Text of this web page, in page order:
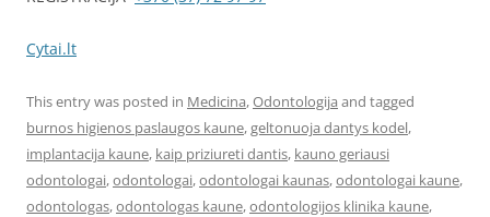
Cytai.lt
This entry was posted in Medicina,Odontologija and tagged
burnos higienos paslaugos kaune,geltonuoja dantys kodel,
implantacija kaune, kaip priziureti dantis, kauno geriausi
odontologai,odontologai,odontologai kaunas,odontologai kaune,
odontologas,odontologas kaune,odontologijos klinika kaune,